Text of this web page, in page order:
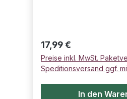
Regulärer Preis:
17,99 €
Preise inkl. MwSt.
Speditionsversand ggf.
In den